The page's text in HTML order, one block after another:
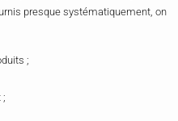
presque systématiquement, on
;
;